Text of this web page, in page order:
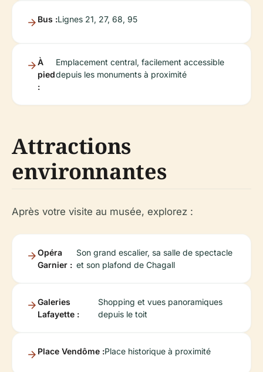
Bus :Lignes 21, 27, 68, 95
À
pied
:
Emplacement central, facilement accessible
depuis les monuments à proximité
Attractions
environnantes
Après votre visite au musée, explorez :
Opéra
Garnier :
Son grand escalier, sa salle de spectacle
et son plafond de Chagall
Galeries
Lafayette :
Shopping et vues panoramiques
depuis le toit
Place Vendôme :Place historique à proximité